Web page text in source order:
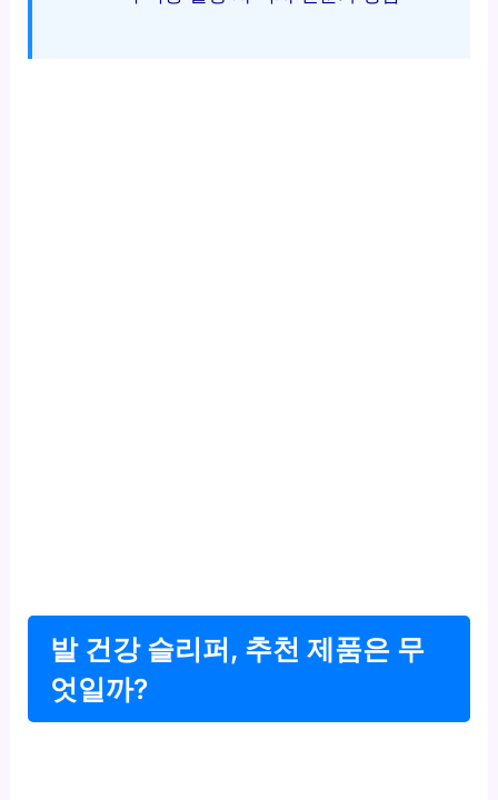
발 건강 슬리퍼, 추천 제품은 무
엇일까?